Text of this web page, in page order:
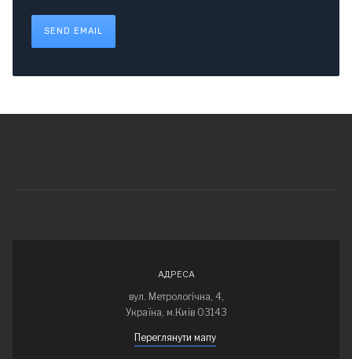
SEND EMAIL
АДРЕСА
вул. Метрологічна, 4,
Україна, м.Київ 03143
Переглянути мапу